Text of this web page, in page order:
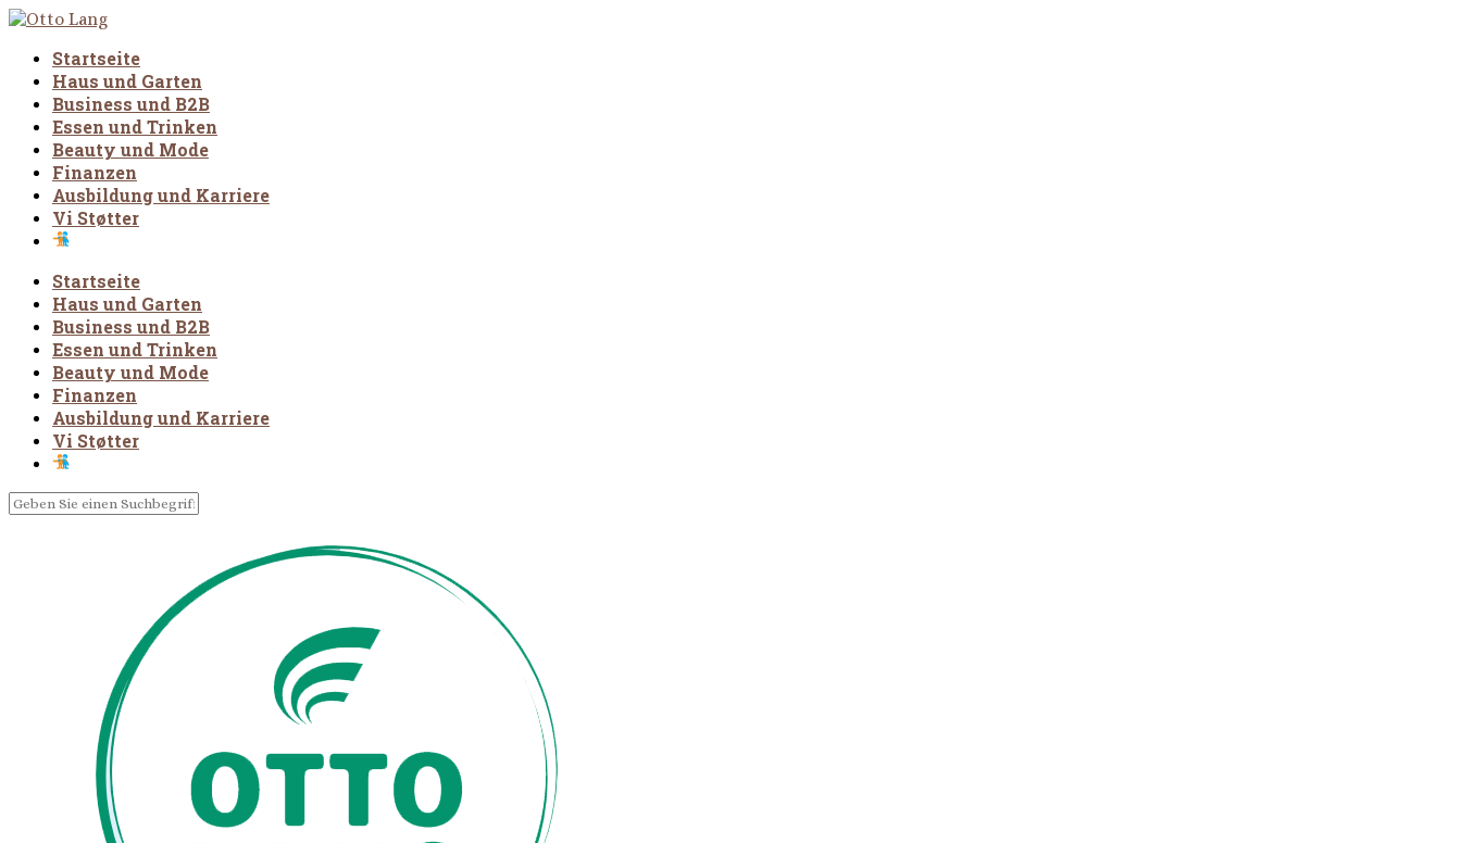
Startseite
Haus und Garten
Business und B2B
Essen und Trinken
Beauty und Mode
Finanzen
Ausbildung und Karriere
Vi Støtter
Startseite
Haus und Garten
Business und B2B
Essen und Trinken
Beauty und Mode
Finanzen
Ausbildung und Karriere
Vi Støtter